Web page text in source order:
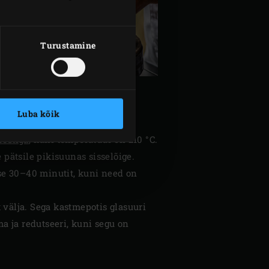
Turustamine
Luba kõik
, kuni temperatuur on 210 °C.
pikisuunas sisselõige.
30–40 minutit, kuni need on
Sega kastmepotis glasuuri
ja redutseeri, kuni segu on